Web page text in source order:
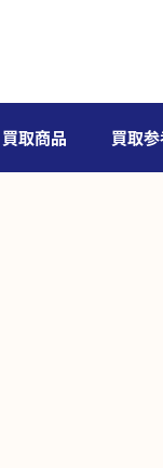
買取商品 買取